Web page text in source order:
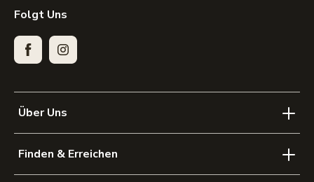
Folgt Uns
Facebook Instagram
Über Uns
Finden & Erreichen